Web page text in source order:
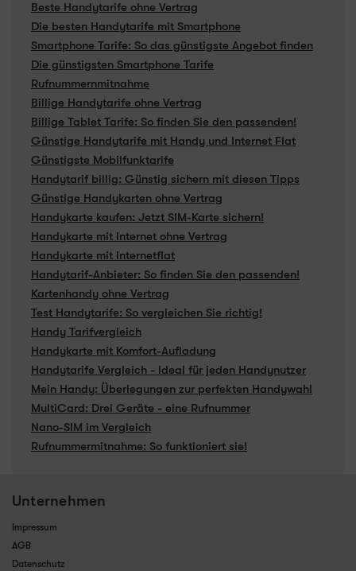
Beste Handytarife ohne Vertrag
Die besten Handytarife mit Smartphone
Smartphone Tarife: So das günstigste Angebot finden
Die günstigsten Smartphone Tarife
Rufnummernmitnahme
Billige Handytarife ohne Vertrag
Billige Tablet Tarife: So finden Sie den passenden!
Günstige Handytarife mit Handy und Internet Flat
Günstigste Mobilfunktarife
Handytarif billig: Günstig sichern mit diesen Tipps
Günstige Handykarten ohne Vertrag
Handykarte kaufen: Jetzt SIM-Karte sichern!
Handykarte mit Internet ohne Vertrag
Handykarte mit Internetflat
Handytarif-Anbieter: So finden Sie den passenden!
Kartenhandy ohne Vertrag
Test Handytarife: So vergleichen Sie richtig!
Handy Tarifvergleich
Handykarte mit Komfort-Aufladung
Handytarife Vergleich - Ideal für jeden Handynutzer
Mein Handy: Überlegungen zur perfekten Handywahl
MultiCard: Drei Geräte - eine Rufnummer
Nano-SIM im Vergleich
Rufnummermitnahme: So funktioniert sie!
Unternehmen
Impressum
AGB
Datenschutz